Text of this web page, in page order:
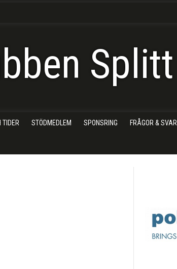
Splitt
TIDER STÖDMEDLEM SPONSRING FRÅGOR & SVAR